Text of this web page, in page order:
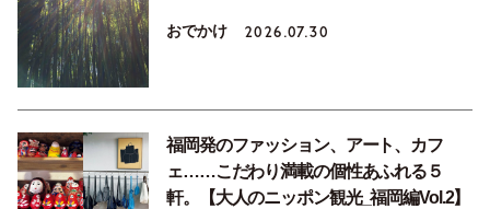
おでかけ 2026.07.30
福岡発のファッション、アート、カフ
ェ……こだわり満載の個性あふれる５
軒。【大人のニッポン観光_福岡編Vol.2】